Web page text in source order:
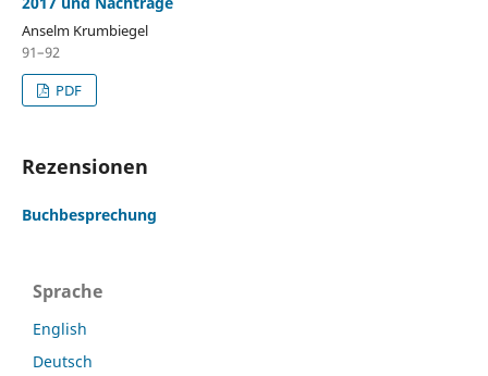
Anselm Krumbiegel
91–92
PDF
Rezensionen
Buchbesprechung
Sprache
English
Deutsch